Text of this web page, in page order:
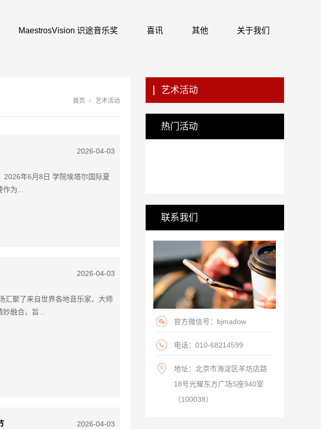
MaestrosVision 识途音乐奖 喜讯 其他 关于我们
首页 艺术活动
2026-04-03
年6月8日 学院埃塔尔国际夏
为...
2026-04-03
汇聚了来自世界各地音乐家、大师
融合，旨...
2026-04-03
艺术活动
热门活动
联系我们
官方微信号：bjmadow
电话：010-68214599
地址：北京市海淀区羊坊店路
18号光耀东方广场S座940室
（100038）